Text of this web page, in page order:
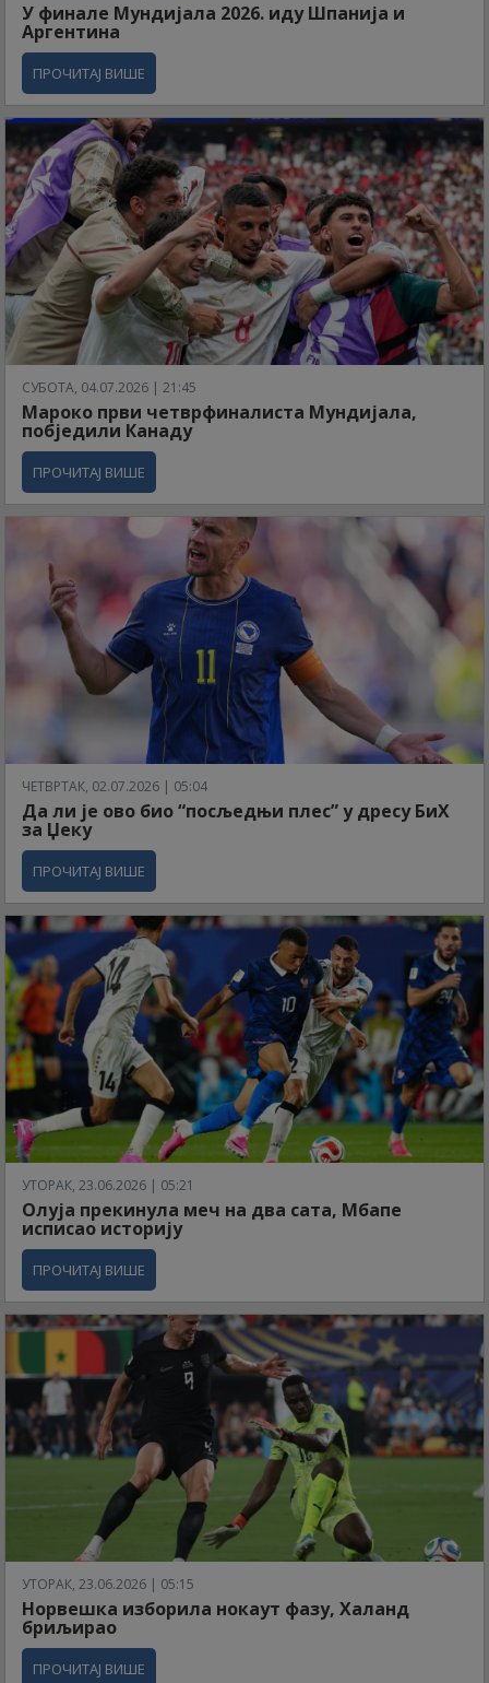
У финале Мундијала 2026. иду Шпанија и
Аргентина
ПРОЧИТАЈ ВИШЕ
СУБОТА, 04.07.2026 | 21:45
Мароко први четврфиналиста Мундијала,
побједили Канаду
ПРОЧИТАЈ ВИШЕ
ЧЕТВРТАК, 02.07.2026 | 05:04
Да ли је ово био “посљедњи плес” у дресу БиХ
за Џеку
ПРОЧИТАЈ ВИШЕ
УТОРАК, 23.06.2026 | 05:21
Олуја прекинула меч на два сата, Мбапе
исписао историју
ПРОЧИТАЈ ВИШЕ
УТОРАК, 23.06.2026 | 05:15
Норвешка изборила нокаут фазу, Халанд
бриљирао
ПРОЧИТАЈ ВИШЕ